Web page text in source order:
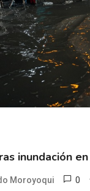
inundación
Moroyoqui 0